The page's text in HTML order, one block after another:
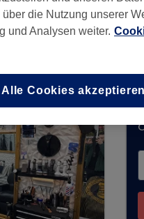
entgegen. Nutzen
die Nutzung unserer
und Analysen weiter.
Alle Cookies